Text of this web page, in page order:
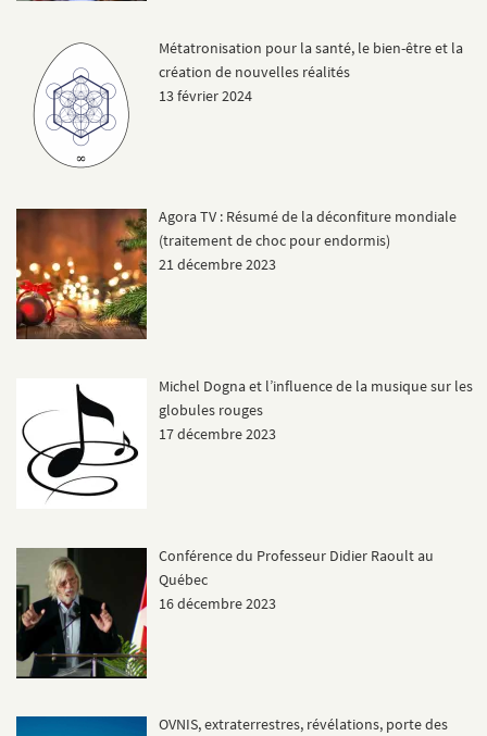
Métatronisation pour la santé, le bien-être et la
création de nouvelles réalités
13 février 2024
Agora TV : Résumé de la déconfiture mondiale
(traitement de choc pour endormis)
21 décembre 2023
Michel Dogna et l’influence de la musique sur les
globules rouges
17 décembre 2023
Conférence du Professeur Didier Raoult au
Québec
16 décembre 2023
OVNIS, extraterrestres, révélations, porte des